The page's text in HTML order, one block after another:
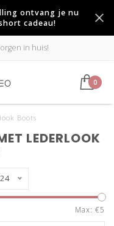
ontvang je nu
cadeau!
in huis!
0
Boots
LEDERLOOK
24
Max: €5